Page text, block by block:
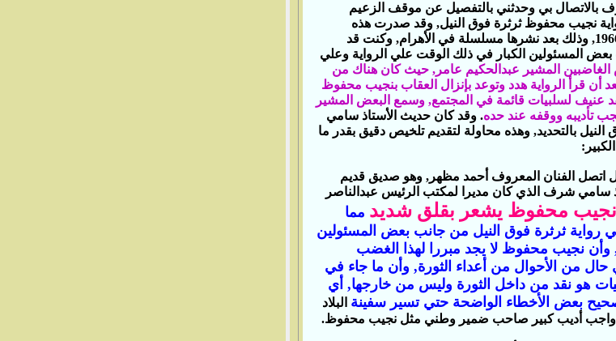
بالاتصال بي وحدثني بالتفصيل عن موقف الزعيم
نجيب محفوظ ثرثرة فوق النيل‏,‏ وقد صدرت هذه
الرواية في طبعتها الأولي سنة‏1966,‏ وذلك بعد نشرها مسلسلة في الأهرام‏,‏ وكنت قد
المسئولين الكبار في ذلك الوقت علي الرواية وعلي
المشير عبدالحكيم عامر‏,‏ حيث كان هناك من
أن قرأ الرواية هدد وتوعد بإنزال العقاب بنجيب محفوظ
عنيف لسلبيات قائمة في المجتمع‏,‏ وسمع البعض المشير
تأديبه ووقفه عند حده‏.‏ وقد كان حديث الأستاذ سامي
بالتحديد‏,‏ وهذه محاولة لتقديم تلخيص دقيق بقدر ما
اتصل الفنان المعروف أحمد مظهر‏,‏ وهو صديق قديم
سامي شرف الذي كان مديرا لمكتب الرئيس عبدالناصر
محفوظ يشعر بقلق شديد مما
ثرثرة فوق النيل من جانب بعض المسئولين
نجيب محفوظ لا يجد مبررا لهذا الغضب
من الأحوال من أعداء الثورة‏,‏ وأن ما جاء في
هو نقد من داخل الثورة وليس من خارجها‏,‏ أي
بعض الأخطاء الواضحة حتي تسير سفينة البلاد
واجب أديب كبير صاحب ضمير وطني مثل نجيب محفوظ‏.‏